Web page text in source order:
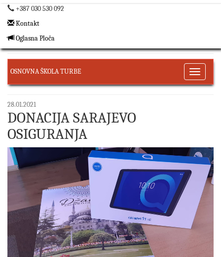
+387 030 530 092
Kontakt
Oglasna Ploča
Toggle
OSNOVNA ŠKOLA TURBE
28.01.2021
DONACIJA SARAJEVO
OSIGURANJA